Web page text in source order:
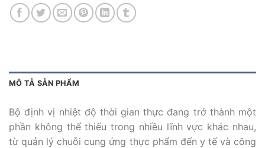
MÔ TẢ SẢN PHẨM
Bộ định vị nhiệt độ thời gian thực đang trở thành một
phần không thể thiếu trong nhiều lĩnh vực khác nhau,
từ quản lý chuỗi cung ứng thực phẩm đến y tế và công